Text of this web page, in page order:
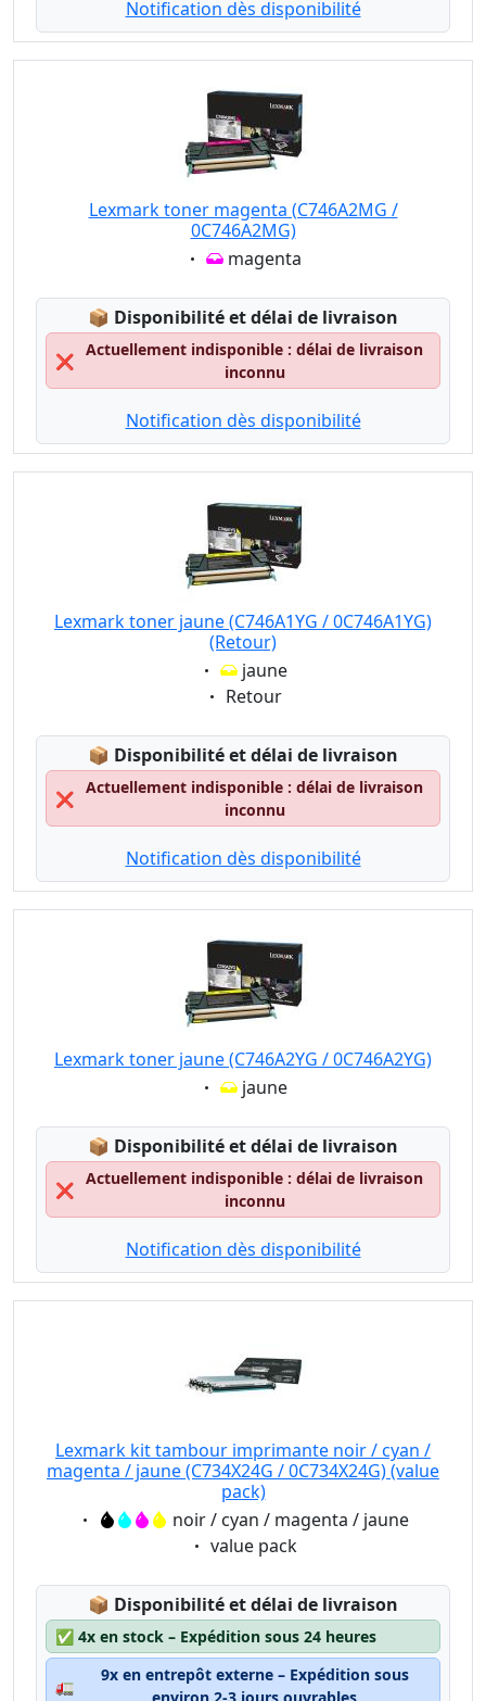
Notification dès disponibilité
Lexmark toner magenta (C746A2MG /
0C746A2MG)
Eigenschaft:
magenta
📦 Lagerstatus:
Disponibilité et délai de livraison
❌
Actuellement indisponible : délai de livraison
inconnu
Notification dès disponibilité
Lexmark toner jaune (C746A1YG / 0C746A1YG)
(Retour)
Eigenschaft:
jaune
Eigenschaft:
Retour
📦 Lagerstatus:
Disponibilité et délai de livraison
❌
Actuellement indisponible : délai de livraison
inconnu
Notification dès disponibilité
Lexmark toner jaune (C746A2YG / 0C746A2YG)
Eigenschaft:
jaune
📦 Lagerstatus:
Disponibilité et délai de livraison
❌
Actuellement indisponible : délai de livraison
inconnu
Notification dès disponibilité
Lexmark kit tambour imprimante noir / cyan /
magenta / jaune (C734X24G / 0C734X24G) (value
pack)
Eigenschaft:noir / cyan / magenta / jaune
Eigenschaft:
value pack
📦 Lagerstatus:
Disponibilité et délai de livraison
✅ 4x en stock – Expédition sous 24 heures
🚛
9x en entrepôt externe – Expédition sous